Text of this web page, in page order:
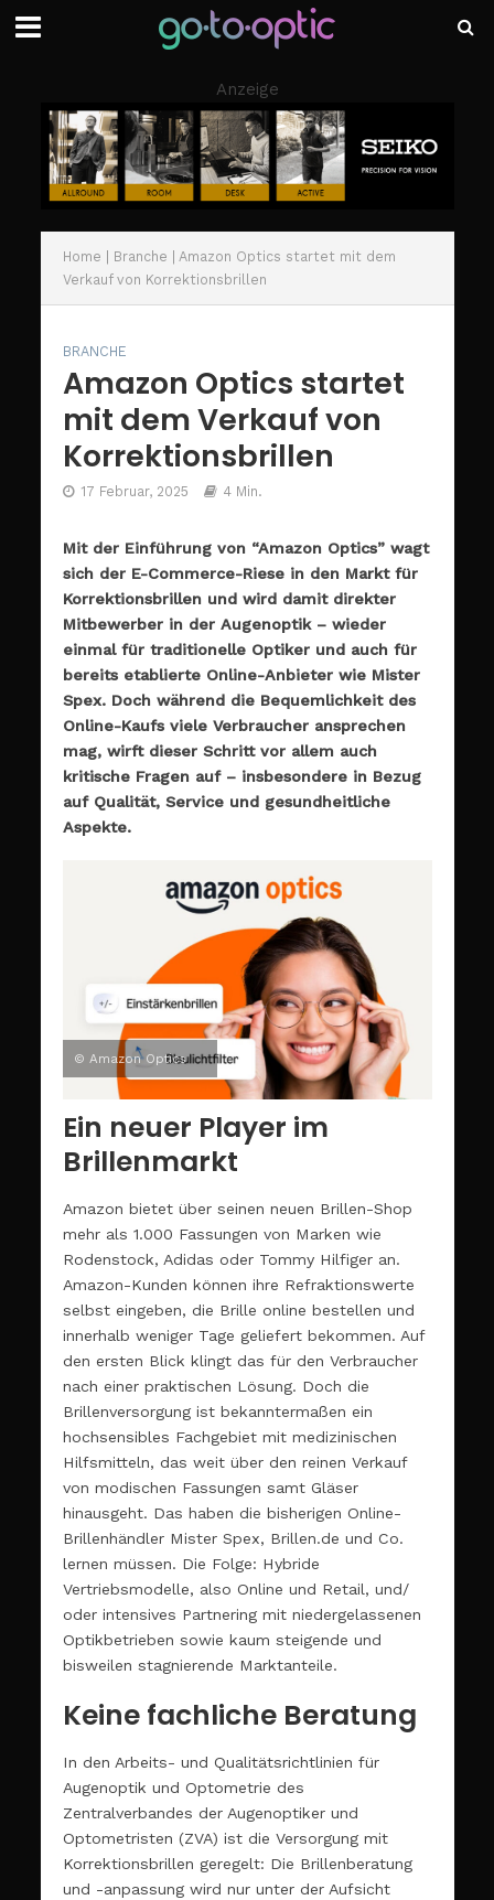
Anzeige
Home | Branche | Amazon Optics startet mit dem
Verkauf von Korrektionsbrillen
BRANCHE
Amazon Optics startet
mit dem Verkauf von
Korrektionsbrillen
17 Februar, 2025 4 Min.
Mit der Einführung von “Amazon Optics” wagt
sich der E-Commerce-Riese in den Markt für
Korrektionsbrillen und wird damit direkter
Mitbewerber in der Augenoptik – wieder
einmal für traditionelle Optiker und auch für
bereits etablierte Online-Anbieter wie Mister
Spex. Doch während die Bequemlichkeit des
Online-Kaufs viele Verbraucher ansprechen
mag, wirft dieser Schritt vor allem auch
kritische Fragen auf – insbesondere in Bezug
auf Qualität, Service und gesundheitliche
Aspekte.
© Amazon Optics
Ein neuer Player im
Brillenmarkt
Amazon bietet über seinen neuen Brillen-Shop
mehr als 1.000 Fassungen von Marken wie
Rodenstock, Adidas oder Tommy Hilfiger an.
Amazon-Kunden können ihre Refraktionswerte
selbst eingeben, die Brille online bestellen und
innerhalb weniger Tage geliefert bekommen. Auf
den ersten Blick klingt das für den Verbraucher
nach einer praktischen Lösung. Doch die
Brillenversorgung ist bekanntermaßen ein
hochsensibles Fachgebiet mit medizinischen
Hilfsmitteln, das weit über den reinen Verkauf
von modischen Fassungen samt Gläser
hinausgeht. Das haben die bisherigen Online-
Brillenhändler Mister Spex, Brillen.de und Co.
lernen müssen. Die Folge: Hybride
Vertriebsmodelle, also Online und Retail, und/
oder intensives Partnering mit niedergelassenen
Optikbetrieben sowie kaum steigende und
bisweilen stagnierende Marktanteile.
Keine fachliche Beratung
In den Arbeits- und Qualitätsrichtlinien für
Augenoptik und Optometrie des
Zentralverbandes der Augenoptiker und
Optometristen (ZVA) ist die Versorgung mit
Korrektionsbrillen geregelt: Die Brillenberatung
und -anpassung wird nur unter der Aufsicht